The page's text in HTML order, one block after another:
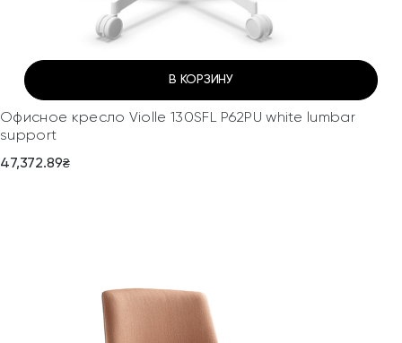
В КОРЗИНУ
Офисное кресло Violle 130SFL P62PU white lumbar
support
47,372.89₴